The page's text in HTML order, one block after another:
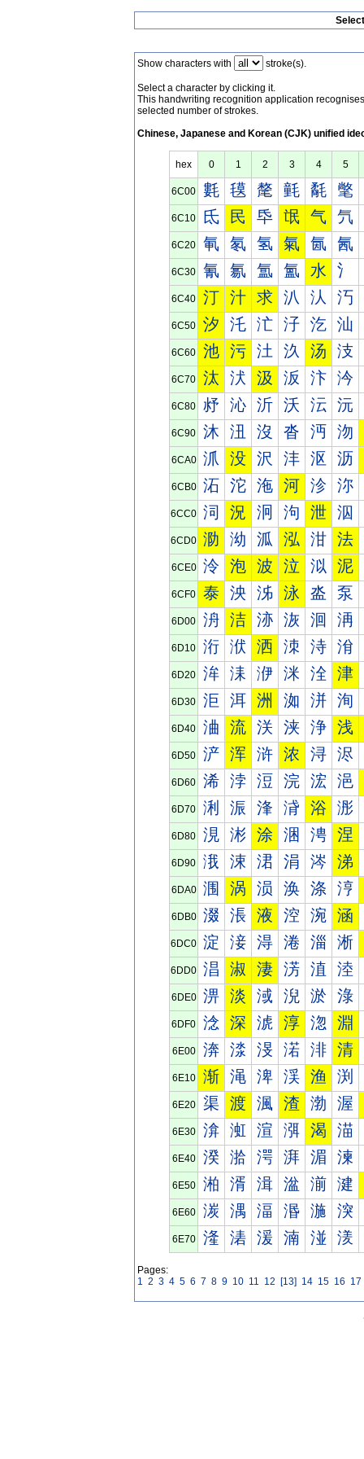
Show characters with stroke(s).
Select a character by clicking it.
This handwriting recognition application
selected number of strokes.
Chinese, Japanese and Korean (CJK) unified
hex 0 1 2 3 4 5
6C00 氀 氁 氂 氃 氄 氅
6C10 氐 民 氒 氓 气 氕
6C20 氠 氡 氢 氣 氤 氥
6C30 氰 氱 氲 氳 水 氵
6C40 汀 汁 求 汃 汄 汅
6C50 汐 汑 汒 汓 汔 汕
6C60 池 污 汢 汣 汤 汥
6C70 汰 汱 汲 汳 汴 汵
6C80 沀 沁 沂 沃 沄 沅
6C90 沐 沑 沒 沓 沔 沕
6CA0 沠 没 沢 沣 沤 沥
6CB0 沰 沱 沲 河 沴 沵
6CC0 泀 況 泂 泃 泄 泅
6CD0 泐 泑 泒 泓 泔 法
6CE0 泠 泡 波 泣 泤 泥
6CF0 泰 泱 泲 泳 泴 泵
6D00 洀 洁 洂 洃 洄 洅
6D10 洐 洑 洒 洓 洔 洕
6D20 洠 洡 洢 洣 洤 津
6D30 洰 洱 洲 洳 洴 洵
6D40 浀 流 浂 浃 浄 浅
6D50 浐 浑 浒 浓 浔 浕
6D60 浠 浡 浢 浣 浤 浥
6D70 浰 浱 浲 浳 浴 浵
6D80 涀 涁 涂 涃 涄 涅
6D90 涐 涑 涒 涓 涔 涕
6DA0 涠 涡 涢 涣 涤 涥
6DB0 涰 涱 液 涳 涴 涵
6DC0 淀 淁 淂 淃 淄 淅
6DD0 淐 淑 淒 淓 淔 淕
6DE0 淠 淡 淢 淣 淤 淥
6DF0 淰 深 淲 淳 淴 淵
6E00 渀 渁 渂 渃 渄 清
6E10 渐 渑 渒 渓 渔 渕
6E20 渠 渡 渢 渣 渤 渥
6E30 渰 渱 渲 渳 渴 渵
6E40 湀 湁 湂 湃 湄 湅
6E50 湐 湑 湒 湓 湔 湕
6E60 湠 湡 湢 湣 湤 湥
6E70 湰 湱 湲 湳 湴 湵
Pages:
1 2 3 4 5 6 7 8 9 10 11 12 [13] 14 15 16 17